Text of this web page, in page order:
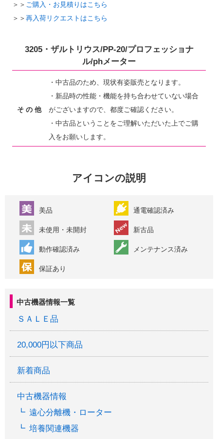
中古機器情報一覧
ＳＡＬＥ品
20,000円以下商品
新着商品
中古機器情報
遠心分離機・ローター
培養関連機器
＞＞ ご購入・お見積りはこちら
＞＞再入荷リクエストはこちら
3205・ザルトリウス/PP-20/プロフェッショナ
ル/phメーター
そ の 他
・中古品のため、現状有姿販売となります。
・新品時の性能・機能を持ち合わせていない場合
がございますので、都度ご確認ください。
・中古品ということをご理解いただいた上でご購
入をお願いします。
アイコンの説明
美品 通電確認済み
未使用・未開封 新古品
動作確認済み メンテナンス済み
保証あり